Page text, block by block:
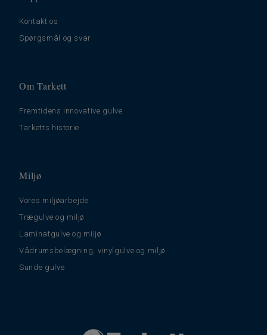
Kontakt os
Spørgsmål og svar
Om Tarkett
Fremtidens innovative gulve
Tarketts historie
Miljø
Vores miljøarbejde
Trægulve og miljø
Laminatgulve og miljø
Vådrumsbelægning, vinylgulve og miljø
Sunde gulve